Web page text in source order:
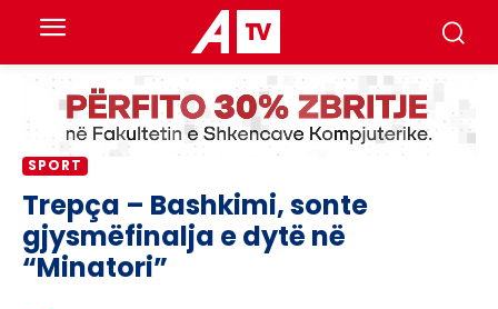
SPORT
Trepça – Bashkimi, sonte
gjysmëfinalja e dytë në
“Minatori”